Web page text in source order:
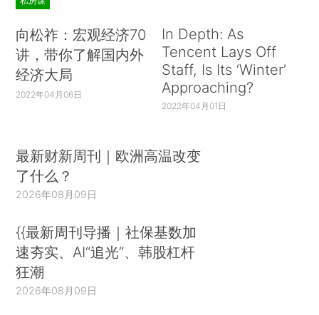
向松祚：宏观经济70
讲，带你了解国内外
经济大局
2022年04月06日
In Depth: As
Tencent Lays Off
Staff, Is Its ‘Winter’
Approaching?
2022年04月01日
最新财新周刊｜欧洲高温改变
了什么？
2026年08月09日
{{最新周刊导播｜社保基数加
速夯实、AI“追光”、韩股杠杆
狂潮
2026年08月09日